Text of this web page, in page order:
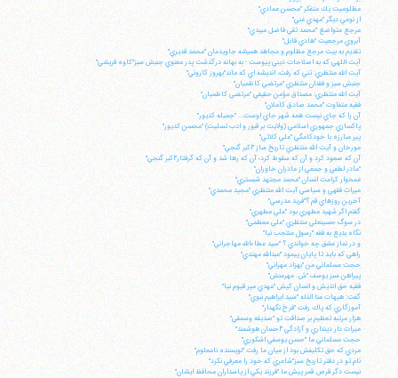
مظلوميت يك متفكر "محسن عمادي"
از نوعي ديگر "مهدي غني"
مرجع متواضع "محمد تقي فاضل ميبدي"
آبروي مرجعيت "هادي قابل"
تقديم به بيت مرجع مظلوم و مجاهد هميشه جاويدمان "محمد قديري"
آيت اللهي كه به اصلاحات ديني پيوست - به بهانه درگذشت پدر معنوي جنبش سبز"كاوه قريشي"
آيت الله منتظري: تني كه رفت، انديشه اي كه ماند"بهروز كاروني"
جنبش سبز و فقدان منتظري "مرتضي كاظميان"
آيت الله منتظري: مصداق مؤمن حقيقي "مرتضي كاظميان"
فقيه متفاوت "محمد صادق كاملان"
آن را كه جاي نيست همه شهر جاي اوست... "جميله كديور"
پاكسازي جمهوري اسلامي (ولايت بر قبور و ادب تسليت) "محسن كديور"
پير مبارزه با خودكامگي "علي كلائي"
مورخان و آيت الله منتظري تاريخ ساز "اكبر گنجي"
آن كه صعود كرد و آن كه سقوط كرد؛ آن كه رها شد و آن كه گرفتار"اكبر گنجي"
"مادر لطفي و جمعي از مادران خاوران"
غمخوار كرامت انسان "محمد مجتهد شبستري"
ميراث فقهي و سياسي آيت الله منتظري "مجيد محمدي"
آخرين روزهاي قم ؟"فريد مدرسي"
گفتم اگر شهيد مطهري بود "علي مطهري"
در سوگ حسينعلي منتظري "علي معظمي"
نگاه بديع به فقه "رسول منتجب نيا"
و در نماز عشق چه خواندي ؟ "سيد عطاءالله مهاجراني"
راهي كه بايد تا پايان پيمود "عبدالله مهتدي"
حجت مسلماني من "بهزاد مهراني"
پيراهن سبز يوسف "ش. مهرمنش"
فقيه حق انديش و انسان كيش "مهدي مير قيوم نيا"
گفت: هيهات منا الذله "سيد ابراهيم نبوي"
آموزگاري كه پاك رفت "فرخ نگهدار"
هزار مرتبه تعظيم بر صداقت تو "صديقه وسمقي"
ميراث دار دينداري و آزادگي "احسان هوشمند"
حجت مسلماني ما "حسن يوسفي اشكوري"
مردي كه حق تكليفش بود از ميان ما رفت "نويسنده نامعلوم"
نام تو در دفتر تاريخ سبز"شاعري كه خود را معرفي نكرد"
نيست دگر قرص قمر پيش ما "فرزند يكي از پاسداران محافظ ايشان"